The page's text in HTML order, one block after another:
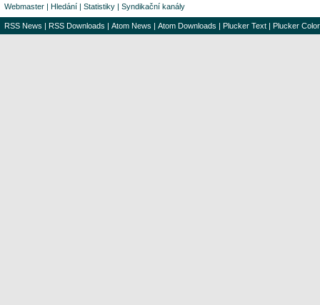
Webmaster | Hledání | Statistiky | Syndikační kanály
RSS News | RSS Downloads | Atom News | Atom Downloads | Plucker Text | Plucker Color